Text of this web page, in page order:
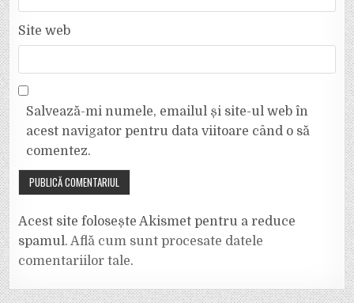
Site web
Salvează-mi numele, emailul și site-ul web în
acest navigator pentru data viitoare când o să
comentez.
Acest site folosește Akismet pentru a reduce
spamul.Află cum sunt procesate datele
comentariilor tale.